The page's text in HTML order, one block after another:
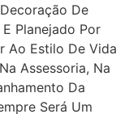
De
Planejado Por
Ao Estilo De Vida
Assessoria, Na
Da
Será Um